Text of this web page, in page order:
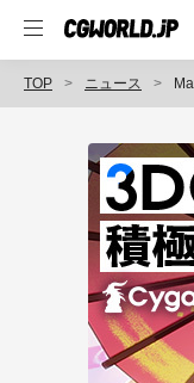
TOP ニュース Mariの